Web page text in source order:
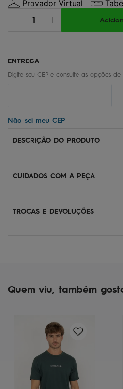
Provador Virtual
Não sei meu CEP
DESCRIÇÃO DO PRODUTO
CUIDADOS COM A PEÇA
TROCAS E DEVOLUÇÕES
Quem viu, também